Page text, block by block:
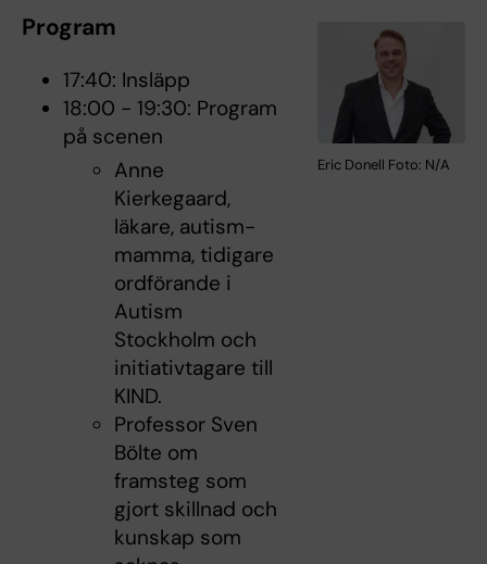
Eric Donell Foto: N/A
Program
17:40: Insläpp
18:00 - 19:30: Program
på scenen
Anne
Kierkegaard,
läkare, autism-
mamma, tidigare
ordförande i
Autism
Stockholm och
initiativtagare till
KIND.
Professor Sven
Bölte om
framsteg som
gjort skillnad och
kunskap som